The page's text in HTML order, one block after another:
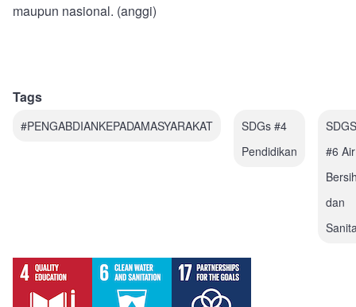
maupun nasional. (anggi)
Tags
#PENGABDIANKEPADAMASYARAKAT
SDGs #4
Pendidikan
SDGS
#6 Air
dan